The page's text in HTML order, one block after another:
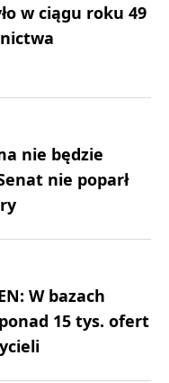
w ciągu roku 49
nie będzie
nie poparł
W bazach
15 tys. ofert